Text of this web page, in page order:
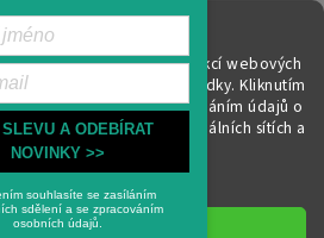
k zajištění základních funkcí webových
online zážitku i naší nabídky. Kliknutím
využíváním cookies a předáním údajů o
cílené reklamy na sociálních sítích a
sítích. Více informací
Nastavení
Souhlasím
Vytvořil Shoptet
. Všechna práva vyhrazena.
cookies
A ODEBÍRAT
NOVINKY >>
souhlasíte se zasíláním
sdělení a se zpracováním
osobních údajů.